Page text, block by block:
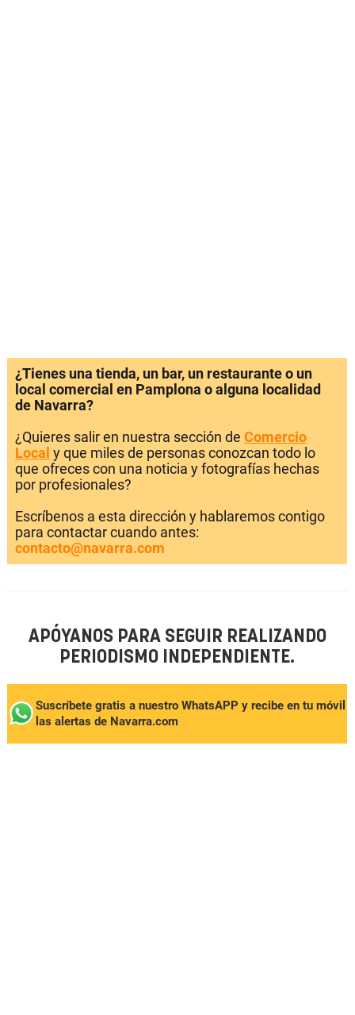
¿Tienes una tienda, un bar, un restaurante o un
local comercial en Pamplona o alguna localidad
de Navarra?
¿Quieres salir en nuestra sección de Comercio
Local y que miles de personas conozcan todo lo
que ofreces con una noticia y fotografías hechas
por profesionales?
Escríbenos a esta dirección y hablaremos contigo
para contactar cuando antes:
contacto@navarra.com
APÓYANOS PARA SEGUIR REALIZANDO
PERIODISMO INDEPENDIENTE.
Suscríbete gratis a nuestro WhatsAPP y recibe en tu móvil
las alertas de Navarra.com